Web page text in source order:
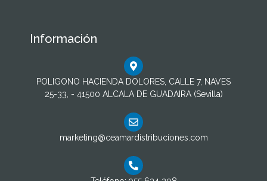
Información
POLIGONO HACIENDA DOLORES, CALLE 7, NAVES
25-33, - 41500 ALCALA DE GUADAIRA (Sevilla)
marketing@ceamardistribuciones.com